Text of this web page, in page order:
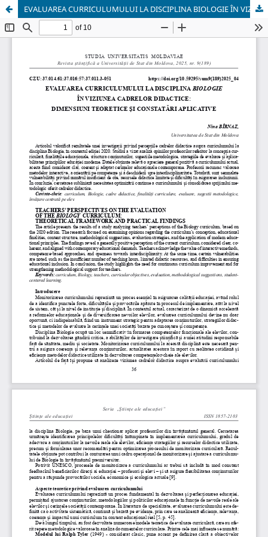
EVALUAREA CURRICULUMULUI LA DISCIPLINA BIOLOGIE ÎN VIZIUNEA CADRELOR DIDACTICE: DIMENSIUNI TEORETICE ȘI CONSTATĂRI APLICATIVE